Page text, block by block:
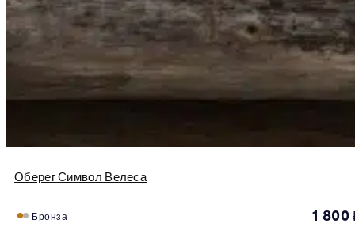
Оберег Символ Велеса
Бронза 1 800